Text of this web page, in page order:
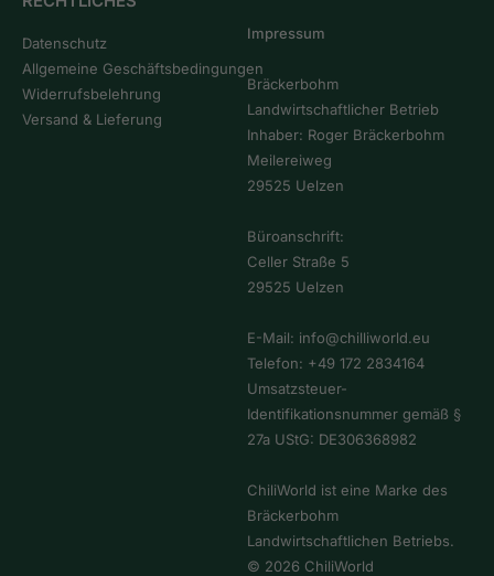
Datenschutz
Allgemeine Geschäftsbedingungen
Widerrufsbelehrung
Versand & Lieferung
Impressum
Bräckerbohm
Landwirtschaftlicher Betrieb
Inhaber: Roger Bräckerbohm
Meilereiweg
29525 Uelzen
Büroanschrift:
Celler Straße 5
29525 Uelzen
E-Mail: info@chilliworld.eu
Telefon: +49 172 2834164
Umsatzsteuer-
Identifikationsnummer gemäß §
27a UStG: DE306368982
ChiliWorld ist eine Marke des
Bräckerbohm
Landwirtschaftlichen Betriebs.
© 2026 ChiliWorld